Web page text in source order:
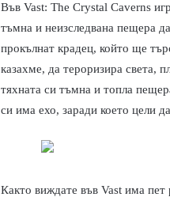
Във Vast: The Crystal Caverns
тъмна и неизследвана пещера
прокълнат крадец, който ще
казахме, да тероризира света,
тяхната си тъмна и топла
си има ехо, заради което цели
Както виждате във Vast има пет